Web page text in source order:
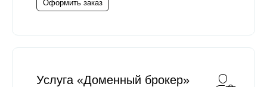
Оформить заказ
Услуга «Доменный брокер»